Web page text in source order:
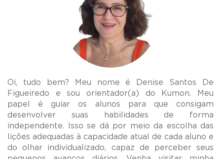
Oi, tudo bem? Meu nome é Denise Santos De
Figueiredo e sou orientador(a) do Kumon. Meu
papel é guiar os alunos para que consigam
desenvolver suas habilidades de forma
independente. Isso se dá por meio da escolha das
lições adequadas à capacidade atual de cada aluno e
do olhar individualizado, capaz de perceber seus